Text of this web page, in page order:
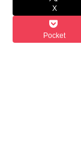
X
Pocket